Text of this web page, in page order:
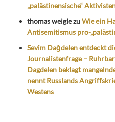
„palästinensische“
thomas weiglezuWie ein
Antisemitismus pro-
Sevim Dağdelen entdeckt
Journalistenfrage –
Dagdelen beklagt
nennt Russlands
Westens